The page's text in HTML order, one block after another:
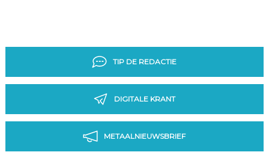
TIP DE REDACTIE
DIGITALE KRANT
METAALNIEUWSBRIEF